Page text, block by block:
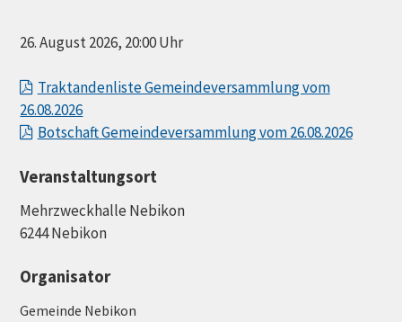
26. August 2026, 20:00 Uhr
Traktandenliste Gemeindeversammlung vom
26.08.2026
Botschaft Gemeindeversammlung vom 26.08.2026
Veranstaltungsort
Mehrzweckhalle Nebikon
6244 Nebikon
Organisator
Gemeinde Nebikon